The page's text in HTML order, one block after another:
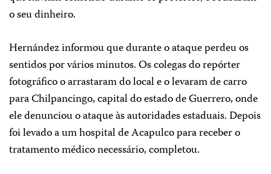
o seu dinheiro.
Hernández informou que durante o ataque perdeu os
sentidos por vários minutos. Os colegas do repórter
fotográfico o arrastaram do local e o levaram de carro
para Chilpancingo, capital do estado de Guerrero, onde
ele denunciou o ataque às autoridades estaduais. Depois
foi levado a um hospital de Acapulco para receber o
tratamento médico necessário, completou.